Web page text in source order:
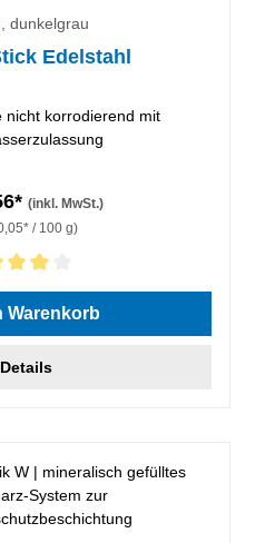
dunkelgrau
Edelstahl
nicht korrodierend mit
(inkl. MwSt.)
/ 100 g)
von 4 von 5 Sternen
Warenkorb
Details